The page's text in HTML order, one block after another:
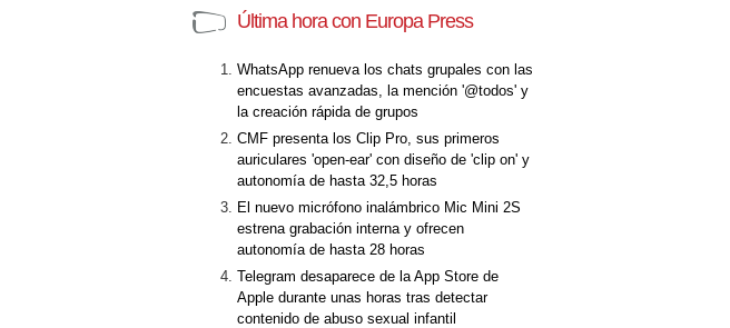
Última hora con Europa Press
WhatsApp renueva los chats grupales con las
encuestas avanzadas, la mención '@todos' y
la creación rápida de grupos
CMF presenta los Clip Pro, sus primeros
auriculares 'open-ear' con diseño de 'clip on' y
autonomía de hasta 32,5 horas
El nuevo micrófono inalámbrico Mic Mini 2S
estrena grabación interna y ofrecen
autonomía de hasta 28 horas
Telegram desaparece de la App Store de
Apple durante unas horas tras detectar
contenido de abuso sexual infantil